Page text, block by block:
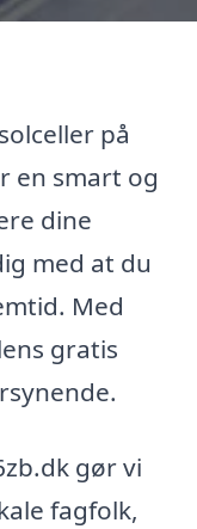
på
en smart og
dine
med at du
Med
gratis
gør vi
fagfolk,